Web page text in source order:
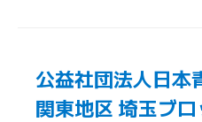
公益社団法人日本
関東地区 埼玉ブ